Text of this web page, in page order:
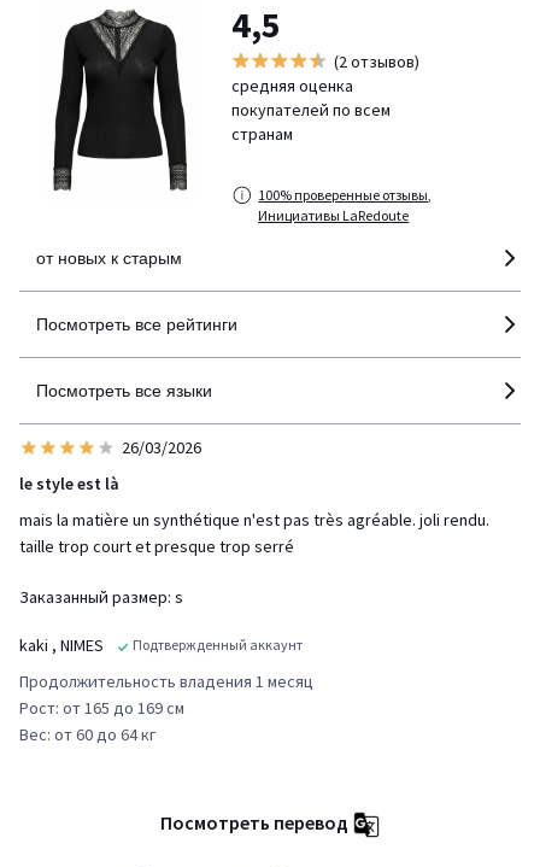
4,5
(2 отзывов)
средняя оценка
покупателей по всем
странам
100% проверенные отзывы,
Инициативы LaRedoute
от новых к старым
Посмотреть все рейтинги
Посмотреть все языки
26/03/2026
le style est là
mais la matière un synthétique n'est pas très agréable. joli rendu.
taille trop court et presque trop serré
Заказанный размер: s
kaki , NIMES Подтвержденный аккаунт
Продолжительность владения 1 месяц
Рост: от 165 до 169 см
Вес: от 60 до 64 кг
Посмотреть перевод